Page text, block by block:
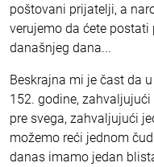
poštovani prijatelji, a
verujemo da ćete
današnjeg dana...
Beskrajna mi je čast da
152. godine,
pre svega, zahvaljujući
možemo reći jednom
danas imamo jedan